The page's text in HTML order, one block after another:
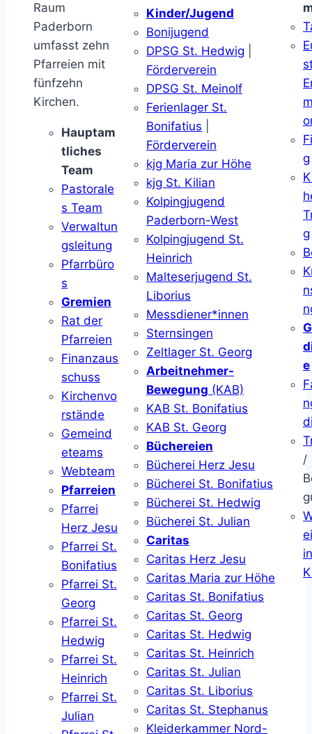
Raum
Paderborn
umfasst zehn
Pfarreien mit
fünfzehn
Kirchen.
Hauptam
tliches
Team
Pastorale
s Team
Verwaltun
gsleitung
Pfarrbüro
s
Gremien
Rat der
Pfarreien
Finanzaus
schuss
Kirchenvo
rstände
Gemeind
eteams
Webteam
Pfarreien
Pfarrei
Herz Jesu
Pfarrei St.
Bonifatius
Pfarrei St.
Georg
Pfarrei St.
Hedwig
Pfarrei St.
Heinrich
Pfarrei St.
Julian
Kinder/Jugend
Bonijugend
DPSG St. Hedwig
Förderverein
DPSG St. Meinolf
Ferienlager St.
Bonifatius
Förderverein
kjg Maria zur Höhe
kjg St. Kilian
Kolpingjugend
Paderborn-West
Kolpingjugend St.
Heinrich
Malteserjugend St.
Liborius
Messdiener*innen
Sternsingen
Zeltlager St. Georg
Arbeitnehmer-
Bewegung (KAB)
KAB St. Bonifatius
KAB St. Georg
Büchereien
Bücherei Herz Jesu
Bücherei St. Bonifatius
Bücherei St. Hedwig
Bücherei St. Julian
Caritas
Caritas Herz Jesu
Caritas Maria zur Höhe
Caritas St. Bonifatius
Caritas St. Georg
Caritas St. Hedwig
Caritas St. Heinrich
Caritas St. Julian
Caritas St. Liborius
Caritas St. Stephanus
Kleiderkammer Nord-
g
g
e
/